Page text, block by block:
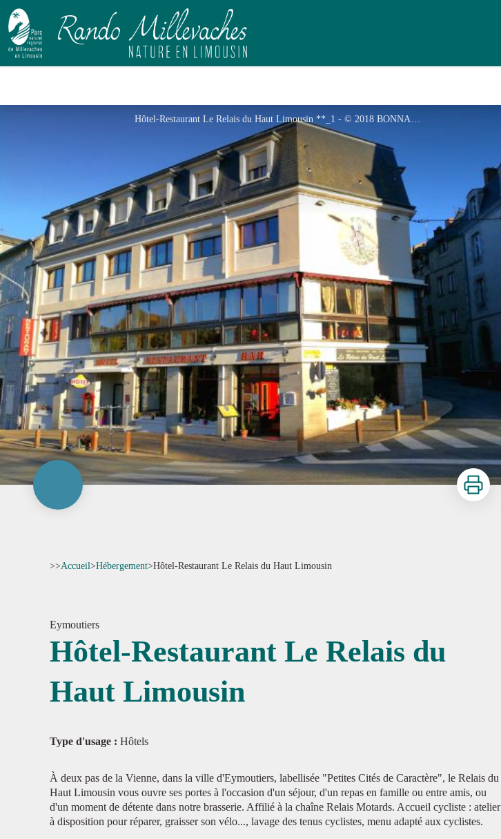
Hôtel-Restaurant Le Relais du Haut Limousin **_1 - © 2018 BONNARD
Imprimer
>>Accueil>Hébergement>Hôtel-Restaurant Le Relais du Haut Limousin
Eymoutiers
Hôtel-Restaurant Le Relais du
Haut Limousin
Type d'usage : Hôtels
À deux pas de la Vienne, dans la ville d'Eymoutiers, labellisée "Petites Cités de Caractère", le Relais du
Haut Limousin vous ouvre ses portes à l'occasion d'un séjour, d'un repas en famille ou entre amis, ou
d'un moment de détente dans notre brasserie. Affilié à la chaîne Relais Motards. Accueil cycliste : atelier
à disposition pour réparer, graisser son vélo..., lavage des tenus cyclistes, menu adapté aux cyclistes.